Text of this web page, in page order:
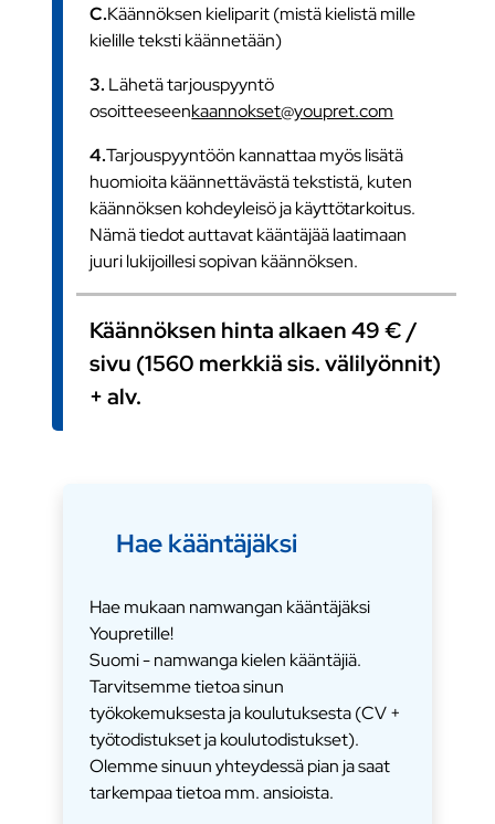
C.Käännöksen kieliparit (mistä kielistä mille
kielille teksti käännetään)
3. Lähetä tarjouspyyntö
osoitteeseenkaannokset@youpret.com
4.Tarjouspyyntöön kannattaa myös lisätä
huomioita käännettävästä tekstistä, kuten
käännöksen kohdeyleisö ja käyttötarkoitus.
Nämä tiedot auttavat kääntäjää laatimaan
juuri lukijoillesi sopivan käännöksen.
Käännöksen hinta alkaen 49 € /
sivu (1560 merkkiä sis. välilyönnit)
+ alv.
Hae kääntäjäksi
Hae mukaan namwangan kääntäjäksi
Youpretille!
Suomi - namwanga kielen kääntäjiä.
Tarvitsemme tietoa sinun
työkokemuksesta ja koulutuksesta (CV +
työtodistukset ja koulutodistukset).
Olemme sinuun yhteydessä pian ja saat
tarkempaa tietoa mm. ansioista.